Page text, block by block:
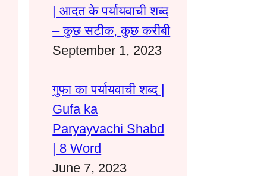
| आदत के पर्यायवाची शब्द
– कुछ सटीक, कुछ करीबी
September 1, 2023
गुफा का पर्यायवाची शब्द |
Gufa ka
Paryayvachi Shabd
| 8 Word
June 7, 2023